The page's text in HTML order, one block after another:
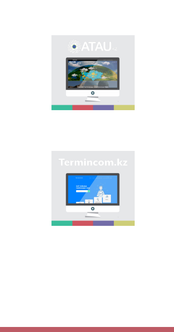
ونوماستيكالىق
اشۋدىڭ نەگىزگى
ماقساتى - ەلىمىزدىڭ
وڭىرلەرىندەگى كوشە,
ەلدىمەكەن, مەكەمەلەر
مەن تٴا رلى نىساندارعا
بەرىلگەن اتاۋلاردى
"Termincom.kz" سايتى
- قازاق تەرمينولوگيياسىن
جٴا يەلەۋگە,
تەرمينولوگييالىق قوردى
تولىقتىرۋعا, تەرميندەردى
جانە اتاۋلاردى قازاق
تىلىنىڭ نورمالارىنا
سايكەس رەتتەۋگە ٴا